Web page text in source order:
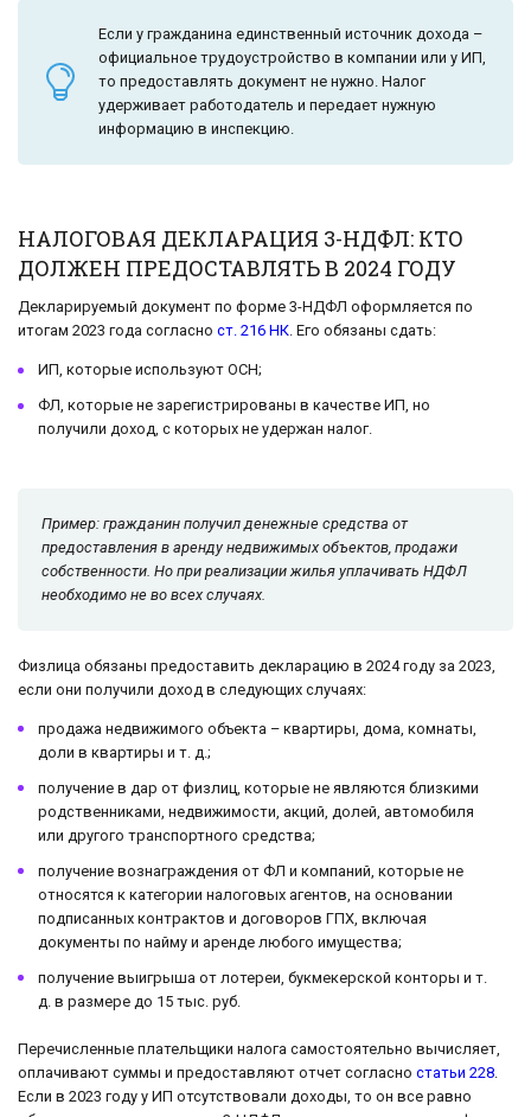
Если у гражданина единственный источник дохода –
официальное трудоустройство в компании или у ИП,
то предоставлять документ не нужно. Налог
удерживает работодатель и передает нужную
информацию в инспекцию.
НАЛОГОВАЯ ДЕКЛАРАЦИЯ 3-НДФЛ: КТО
ДОЛЖЕН ПРЕДОСТАВЛЯТЬ В 2024 ГОДУ
Декларируемый документ по форме 3-НДФЛ оформляется по
итогам 2023 года согласно ст. 216 НК. Его обязаны сдать:
ИП, которые используют ОСН;
ФЛ, которые не зарегистрированы в качестве ИП, но
получили доход, с которых не удержан налог.
Пример: гражданин получил денежные средства от
предоставления в аренду недвижимых объектов, продажи
собственности. Но при реализации жилья уплачивать НДФЛ
необходимо не во всех случаях.
Физлица обязаны предоставить декларацию в 2024 году за 2023,
если они получили доход в следующих случаях:
продажа недвижимого объекта – квартиры, дома, комнаты,
доли в квартиры и т. д.;
получение в дар от физлиц, которые не являются близкими
родственниками, недвижимости, акций, долей, автомобиля
или другого транспортного средства;
получение вознаграждения от ФЛ и компаний, которые не
относятся к категории налоговых агентов, на основании
подписанных контрактов и договоров ГПХ, включая
документы по найму и аренде любого имущества;
получение выигрыша от лотереи, букмекерской конторы и т.
д. в размере до 15 тыс. руб.
Перечисленные плательщики налога самостоятельно вычисляет,
оплачивают суммы и предоставляют отчет согласно статьи 228.
Если в 2023 году у ИП отсутствовали доходы, то он все равно